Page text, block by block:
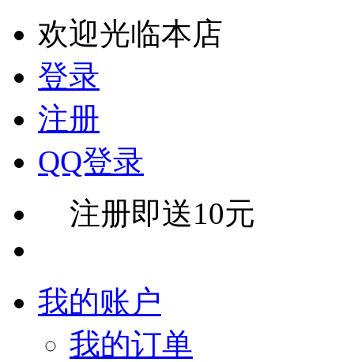
欢迎光临本店
登录
注册
QQ登录
注册即送10元
我的账户
我的订单